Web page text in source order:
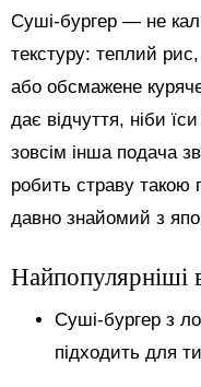
Суші-бургер — не
текстуру: теплий
або обсмажене
дає відчуття, ніби
зовсім інша подача
робить страву такою
давно знайомий з
Найпопулярніші
Суші-бургер з
підходить для